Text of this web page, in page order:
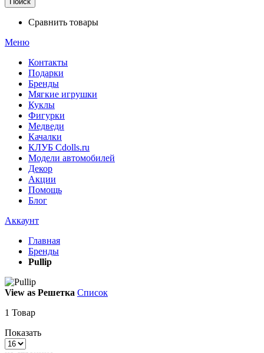
Сравнить товары
Меню
Контакты
Подарки
Бренды
Мягкие игрушки
Куклы
Фигурки
Медведи
Качалки
КЛУБ Cdolls.ru
Модели автомобилей
Декор
Акции
Помощь
Блог
Аккаунт
Главная
Бренды
Pullip
View as Решетка Список
1 Товар
Показать